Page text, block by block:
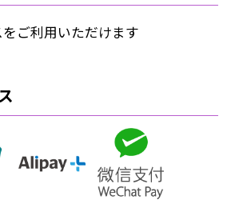
ご利用いただけます